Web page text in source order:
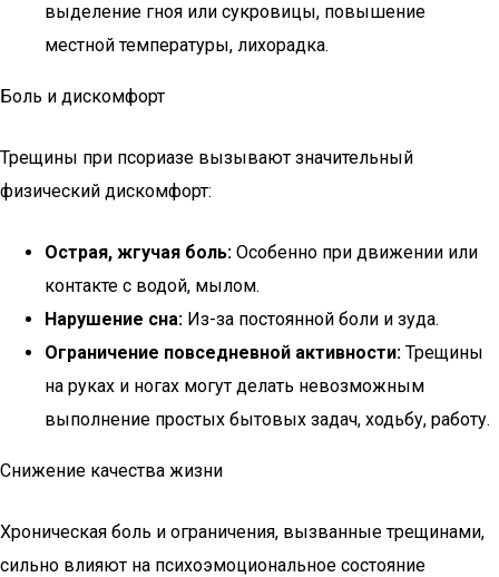
выделение гноя или сукровицы, повышение
местной температуры, лихорадка.
Боль и дискомфорт
Трещины при псориазе вызывают значительный
физический дискомфорт:
Острая, жгучая боль: Особенно при движении или
контакте с водой, мылом.
Нарушение сна: Из-за постоянной боли и зуда.
Ограничение повседневной активности: Трещины
на руках и ногах могут делать невозможным
выполнение простых бытовых задач, ходьбу, работу.
Снижение качества жизни
Хроническая боль и ограничения, вызванные трещинами,
сильно влияют на психоэмоциональное состояние